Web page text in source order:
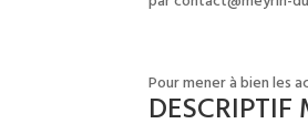
Pour mener à bien les